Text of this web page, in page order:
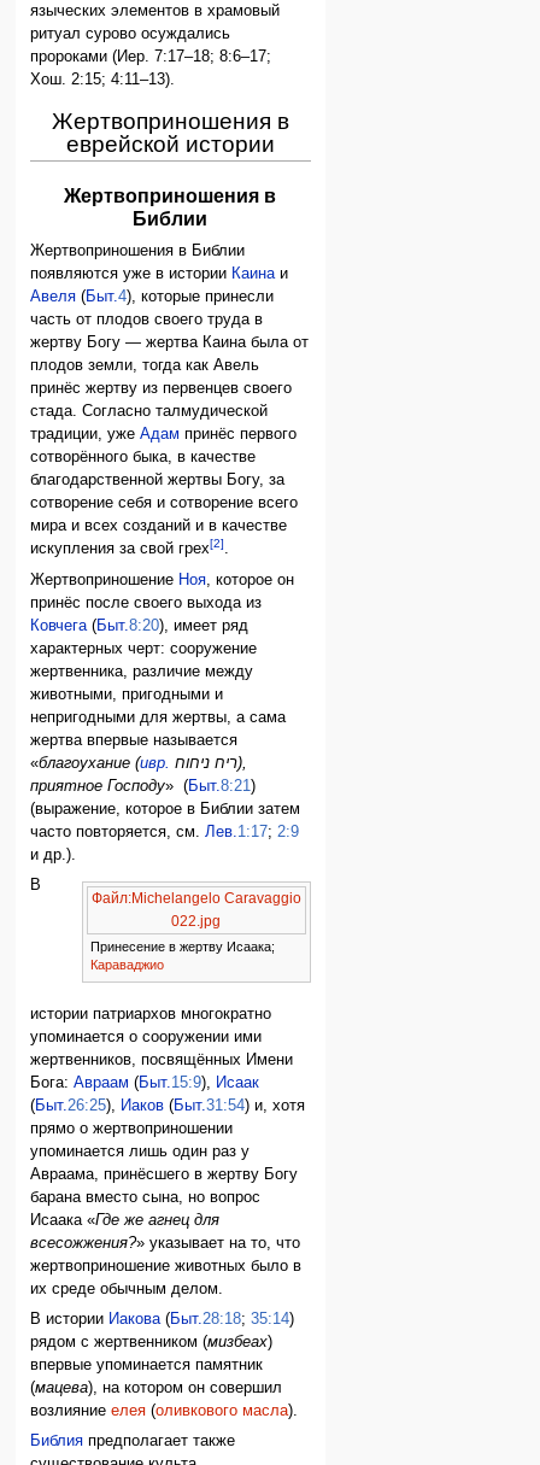
языческих элементов в храмовый
ритуал сурово осуждались
пророками (Иер. 7:17–18; 8:6–17;
Хош. 2:15; 4:11–13).
Жертвоприношения в
еврейской истории
Жертвоприношения в
Библии
Жертвоприношения в Библии
появляются уже в истории Каинаи
Авеля (Быт.4), которые принесли
часть от плодов своего труда в
жертву Богу — жертва Каина была от
плодов земли, тогда как Авель
принёс жертву из первенцев своего
стада. Согласно талмудической
традиции, ужеАдам принёс первого
сотворённого быка, в качестве
благодарственной жертвы Богу, за
сотворение себя и сотворение всего
мира и всех созданий и в качестве
искупления за свой грех[2].
Жертвоприношение Ноя , которое он
принёс после своего выхода из
Ковчега (Быт.8:20), имеет ряд
характерных черт: сооружение
жертвенника, различие между
животными, пригодными и
непригодными для жертвы, а сама
жертва впервые называется
«благоухание (ивр. ריח ניחוח‎),
приятное Господу» (Быт.8:21)
(выражение, которое в Библии затем
часто повторяется, см. Лев. 1:17; 2:9
и др.).
Файл:Michelangelo Caravaggio
022.jpg
Принесение в жертву Исаака;
Караваджио
В
истории патриархов многократно
упоминается о сооружении ими
жертвенников, посвящённых Имени
Бога:Авраам (Быт. 15:9),
Исаак
(Быт. 26:25), Иаков (Быт.31:54) и, хотя
прямо о жертвоприношении
упоминается лишь один раз у
Авраама, принёсшего в жертву Богу
барана вместо сына, но вопрос
Исаака «Где же агнец для
всесожжения?» указывает на то, что
жертвоприношение животных было в
их среде обычным делом.
В истории Иакова(Быт.28:18;35:14)
рядом с жертвенником (мизбеах)
впервые упоминается памятник
(мацева), на котором он совершил
возлияниеелея (оливкового масла).
Библия предполагает также